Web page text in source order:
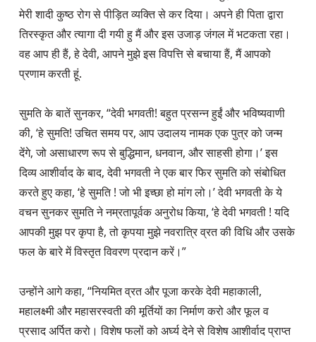
मेरी शादी कुष्ठ रोग से पीड़ित व्यक्ति से कर दिया। अपने ही पिता द्वारा
तिरस्कृत और त्यागा दी गयी हु मैं और इस उजाड़ जंगल में भटकता रहा।
वह आप ही हैं, हे देवी, आपने मुझे इस विपत्ति से बचाया हैं, मैं आपको
प्रणाम करती हूं.
सुमति के बातें सुनकर, “देवी भगवती! बहुत प्रसन्न हुईं और भविष्यवाणी
की, ‘हे सुमति! उचित समय पर, आप उदालय नामक एक पुत्र को जन्म
देंगे, जो असाधारण रूप से बुद्धिमान, धनवान, और साहसी होगा।’ इस
दिव्य आशीर्वाद के बाद, देवी भगवती ने एक बार फिर सुमति को संबोधित
करते हुए कहा, ‘हे सुमति ! जो भी इच्छा हो मांग लो।’ देवी भगवती के ये
वचन सुनकर सुमति ने नम्रतापूर्वक अनुरोध किया, ‘हे देवी भगवती ! यदि
आपकी मुझ पर कृपा है, तो कृपया मुझे नवरात्रि व्रत की विधि और उसके
फल के बारे में विस्तृत विवरण प्रदान करें।”
उन्होंने आगे कहा, “नियमित व्रत और पूजा करके देवी महाकाली,
महालक्ष्मी और महासरस्वती की मूर्तियों का निर्माण करो और फूल व
प्रसाद अर्पित करो। विशेष फलों को अर्घ्य देने से विशेष आशीर्वाद प्राप्त